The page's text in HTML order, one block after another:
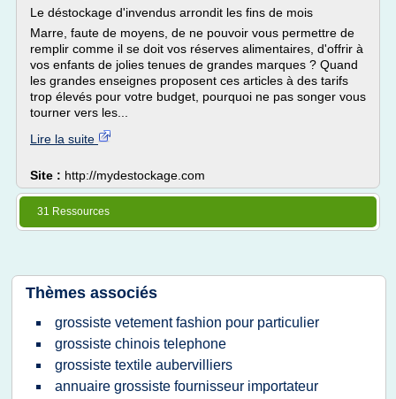
Le déstockage d'invendus arrondit les fins de mois
Marre, faute de moyens, de ne pouvoir vous permettre de
remplir comme il se doit vos réserves alimentaires, d'offrir à
vos enfants de jolies tenues de grandes marques ? Quand
les grandes enseignes proposent ces articles à des tarifs
trop élevés pour votre budget, pourquoi ne pas songer vous
tourner vers les...
Lire la suite
Site : http://mydestockage.com
31 Ressources
Thèmes associés
grossiste vetement fashion pour particulier
grossiste chinois telephone
grossiste textile aubervilliers
annuaire grossiste fournisseur importateur